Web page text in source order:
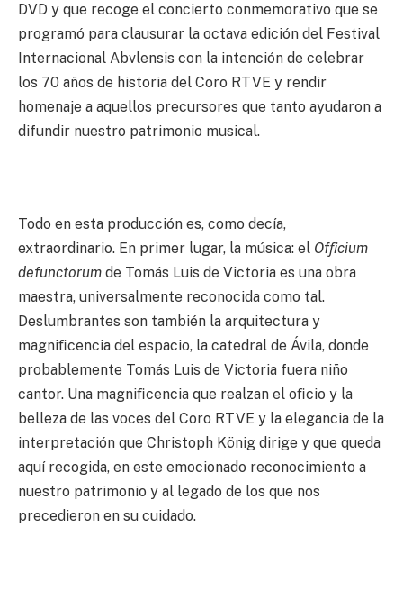
DVD y que recoge el concierto conmemorativo que se
programó para clausurar la octava edición del Festival
Internacional Abvlensis con la intención de celebrar
los 70 años de historia del Coro RTVE y rendir
homenaje a aquellos precursores que tanto ayudaron a
difundir nuestro patrimonio musical.
Todo en esta producción es, como decía,
extraordinario. En primer lugar, la música: el Ofﬁcium
defunctorum de Tomás Luis de Victoria es una obra
maestra, universalmente reconocida como tal.
Deslumbrantes son también la arquitectura y
magniﬁcencia del espacio, la catedral de Ávila, donde
probablemente Tomás Luis de Victoria fuera niño
cantor. Una magniﬁcencia que realzan el oﬁcio y la
belleza de las voces del Coro RTVE y la elegancia de la
interpretación que Christoph König dirige y que queda
aquí recogida, en este emocionado reconocimiento a
nuestro patrimonio y al legado de los que nos
precedieron en su cuidado.